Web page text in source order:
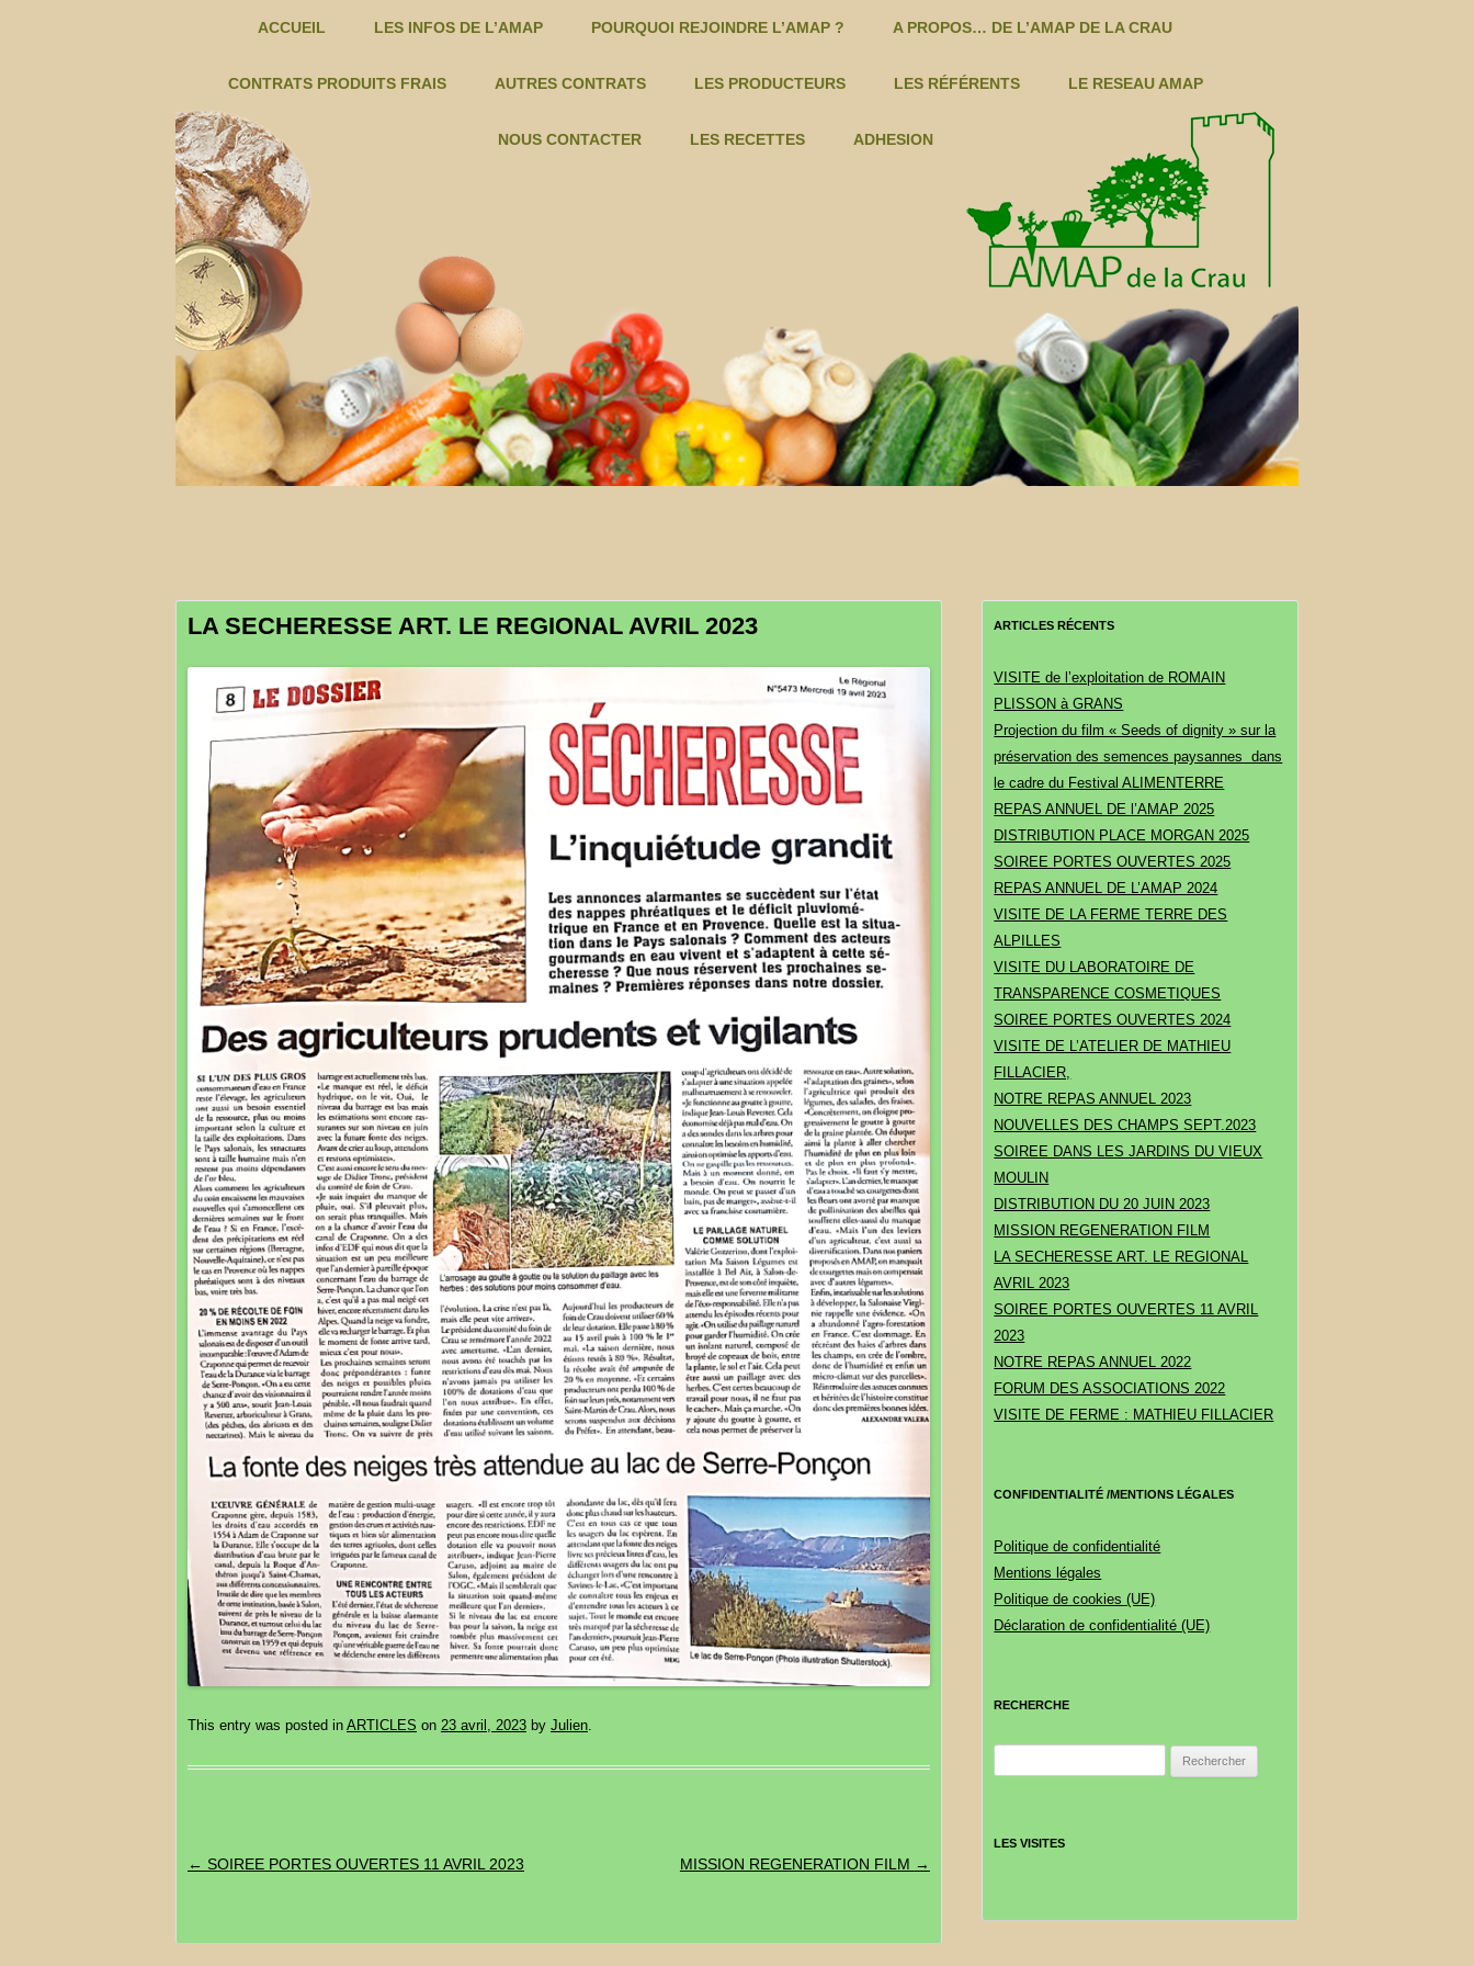
ACCUEIL
LES INFOS DE L’AMAP
EXEMPLES DE PANIERS
POURQUOI REJOINDRE L’AMAP ? A PROPOS… DE L’AMAP DE LA CRAU
CONTRATS PRODUITS FRAIS
CHAMPIGNONS T.BOUREILLE -C
FROMAGE DE CHEVRE – C
FRUITS TERRE DES ALPILLES -C
JUS DE GRENADE ET HUILE
KIWIS FARINES HUILES POIS
CHICHE…. -C
LEGUMES – CONTRATS
OEUFS – EARL BIODELICE -C
AUTRES CONTRATS
CHATAIGNES – CYRIL REYAUD -C
SÈVE DE BOULEAU -C
TISANES -C
VINS – MAS GOURGONNIER -C
VINS – DOMAINE ROUSTAN -C
LES PRODUCTEURS
DOMAINE ROUSTAN – VINS
LES LÉGUMES ÉTÉ
LES LÉGUMES AUTOMNE
GAEC DU PRIEURÉ – VALDINOIX
MAS DE GOURGONNIER – VINS
MATHIEU FILLACIER – PAIN
THIERRY BOUREILLE-
TRANSPARENCE COSMETIQUE
LA MIETTE – FROMAGES DE
CHÈVRES
LES RÉFÉRENTS LE RESEAU AMAP
NOUS CONTACTER LES RECETTES ADHESION
AMAP
DE
LA
CRAU
LA SECHERESSE ART. LE REGIONAL AVRIL 2023
This entry was posted in ARTICLES on 23 avril, 2023 by Julien.
Post navigation
← SOIREE PORTES OUVERTES 11 AVRIL 2023 MISSION REGENERATION FILM →
ARTICLES RÉCENTS
VISITE de l’exploitation de ROMAIN
PLISSON à GRANS
Projection du film « Seeds of dignity » sur la
préservation des semences paysannes dans
le cadre du Festival ALIMENTERRE
REPAS ANNUEL DE l’AMAP 2025
DISTRIBUTION PLACE MORGAN 2025
SOIREE PORTES OUVERTES 2025
REPAS ANNUEL DE L’AMAP 2024
VISITE DE LA FERME TERRE DES
ALPILLES
VISITE DU LABORATOIRE DE
TRANSPARENCE COSMETIQUES
SOIREE PORTES OUVERTES 2024
VISITE DE L’ATELIER DE MATHIEU
FILLACIER,
NOTRE REPAS ANNUEL 2023
NOUVELLES DES CHAMPS SEPT.2023
SOIREE DANS LES JARDINS DU VIEUX
MOULIN
DISTRIBUTION DU 20 JUIN 2023
MISSION REGENERATION FILM
LA SECHERESSE ART. LE REGIONAL
AVRIL 2023
SOIREE PORTES OUVERTES 11 AVRIL
2023
NOTRE REPAS ANNUEL 2022
FORUM DES ASSOCIATIONS 2022
VISITE DE FERME : MATHIEU FILLACIER
CONFIDENTIALITÉ /MENTIONS LÉGALES
Politique de confidentialité
Mentions légales
Politique de cookies (UE)
Déclaration de confidentialité (UE)
RECHERCHE
LES VISITES